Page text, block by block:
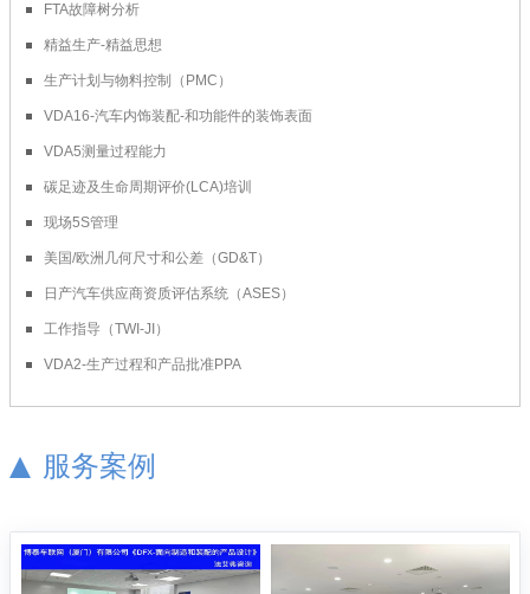
FTA故障树分析
精益生产-精益思想
生产计划与物料控制（PMC）
VDA16-汽车内饰装配-和功能件的装饰表面
VDA5测量过程能力
碳足迹及生命周期评价(LCA)培训
现场5S管理
美国/欧洲几何尺寸和公差（GD&T）
日产汽车供应商资质评估系统（ASES）
工作指导（TWI-JI）
VDA2-生产过程和产品批准PPA
服务案例